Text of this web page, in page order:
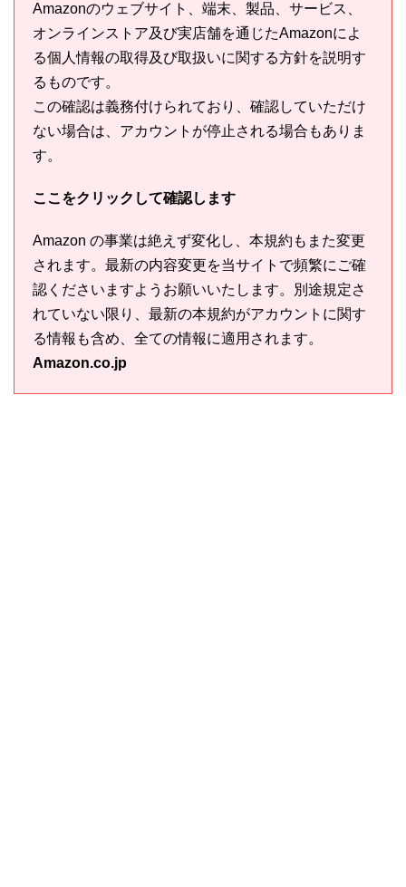
Amazonのウェブサイト、端末、製品、サービス、
オンラインストア及び実店舗を通じたAmazonによ
る個人情報の取得及び取扱いに関する方針を説明す
るものです。
この確認は義務付けられており、確認していただけ
ない場合は、アカウントが停止される場合もありま
す。
ここをクリックして確認します
Amazon の事業は絶えず変化し、本規約もまた変更
されます。最新の内容変更を当サイトで頻繁にご確
認くださいますようお願いいたします。別途規定さ
れていない限り、最新の本規約がアカウントに関す
る情報も含め、全ての情報に適用されます。
Amazon.co.jp